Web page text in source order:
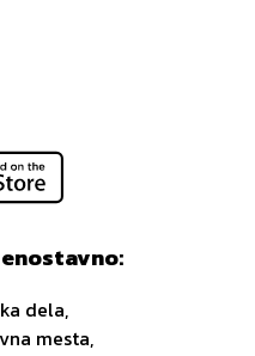
dela,
mesta,